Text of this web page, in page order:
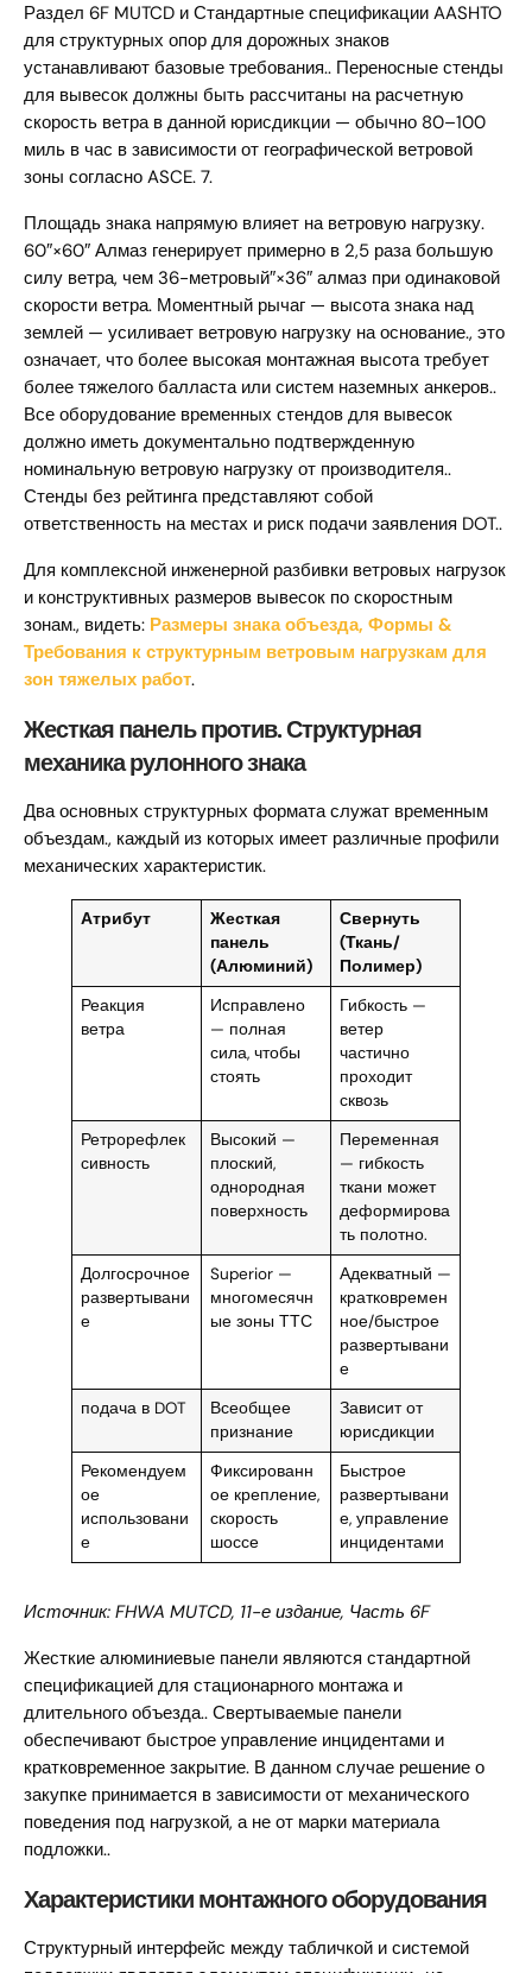
Раздел 6F MUTCD и Стандартные спецификации AASHTO
для структурных опор для дорожных знаков
устанавливают базовые требования.. Переносные стенды
для вывесок должны быть рассчитаны на расчетную
скорость ветра в данной юрисдикции — обычно 80–100
миль в час в зависимости от географической ветровой
зоны согласно ASCE. 7.
Площадь знака напрямую влияет на ветровую нагрузку.
60″×60″ Алмаз генерирует примерно в 2,5 раза большую
силу ветра, чем 36-метровый″×36″ алмаз при одинаковой
скорости ветра. Моментный рычаг — высота знака над
землей — усиливает ветровую нагрузку на основание., это
означает, что более высокая монтажная высота требует
более тяжелого балласта или систем наземных анкеров..
Все оборудование временных стендов для вывесок
должно иметь документально подтвержденную
номинальную ветровую нагрузку от производителя..
Стенды без рейтинга представляют собой
ответственность на местах и ​​риск подачи заявления DOT..
Для комплексной инженерной разбивки ветровых нагрузок
и конструктивных размеров вывесок по скоростным
зонам., видеть: Размеры знака объезда, Формы &
Требования к структурным ветровым нагрузкам для
зон тяжелых работ.
Жесткая панель против. Структурная
механика рулонного знака
Два основных структурных формата служат временным
объездам., каждый из которых имеет различные профили
механических характеристик.
Атрибут
Жесткая
панель
(Алюминий)
Свернуть
(Ткань/
Полимер)
Реакция
ветра
Исправлено
— полная
сила, чтобы
стоять
Гибкость —
ветер
частично
проходит
сквозь
Ретрорефлек
сивность
Высокий —
плоский,
однородная
поверхность
Переменная
— гибкость
ткани может
деформирова
ть полотно.
Долгосрочное
развертывани
е
Superior —
многомесячн
ые зоны ТТС
Адекватный —
кратковремен
ное/быстрое
развертывани
е
подача в DOT
Всеобщее
признание
Зависит от
юрисдикции
Рекомендуем
ое
использовани
е
Фиксированн
ое крепление,
скорость
шоссе
Быстрое
развертывани
е, управление
инцидентами
Источник: FHWA MUTCD, 11-е издание, Часть 6F
Жесткие алюминиевые панели являются стандартной
спецификацией для стационарного монтажа и
длительного объезда.. Свертываемые панели
обеспечивают быстрое управление инцидентами и
кратковременное закрытие. В данном случае решение о
закупке принимается в зависимости от механического
поведения под нагрузкой, а не от марки материала
подложки..
Характеристики монтажного оборудования
Структурный интерфейс между табличкой и системой